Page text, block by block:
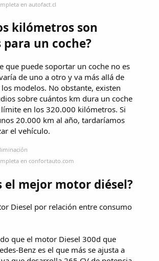
en autofact.cl
kilómetros son
para un coche?
que puede soportar un coche no es
de uno a otro y va más allá de
modelos. No obstante, existen
sobre cuántos km dura un coche
en los 320.000 kilómetros. Si
20.000 km al año, tardaríamos
el vehículo.
en confortauto.com
el mejor motor diésel?
Diesel por relación entre consumo
que el motor Diesel 300d que
Benz es el que más se ajusta a